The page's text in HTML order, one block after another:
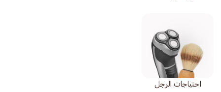
احتياجات الرجل